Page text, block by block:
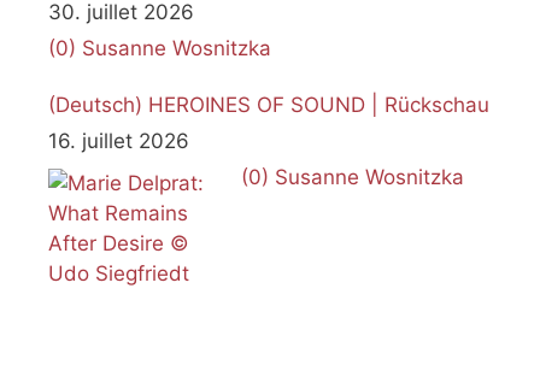
30. juillet 2026
(0) Susanne Wosnitzka
(Deutsch) HEROINES OF SOUND | Rückschau
16. juillet 2026
(0) Susanne Wosnitzka